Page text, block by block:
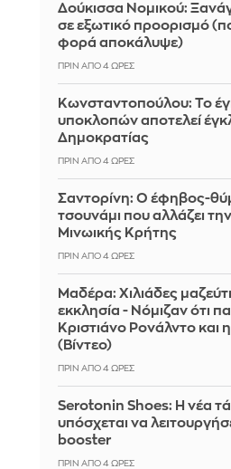
Δούκισσα Νομικού:
σε εξωτικό προορισμό
φορά αποκάλυψε)
ΠΡΙΝ ΑΠΌ 4 ΏΡΕΣ
Κωνσταντοπούλου: Το
υποκλοπών αποτελεί
Δημοκρατίας
ΠΡΙΝ ΑΠΌ 4 ΏΡΕΣ
Σαντορίνη: Ο έφηβος-
τσουνάμι που αλλάζει
Μινωικής Κρήτης
ΠΡΙΝ ΑΠΌ 4 ΏΡΕΣ
Μαδέρα: Χιλιάδες
εκκλησία - Νόμιζαν ότι
Κριστιάνο Ρονάλντο και
(Βίντεο)
ΠΡΙΝ ΑΠΌ 4 ΏΡΕΣ
Serotonin Shoes: Η νέα
υπόσχεται να
booster
ΠΡΙΝ ΑΠΌ 4 ΏΡΕΣ